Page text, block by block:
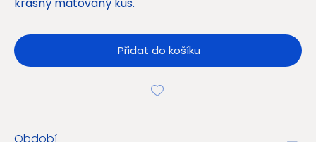
krásný matovaný kus.
Přidat do košíku